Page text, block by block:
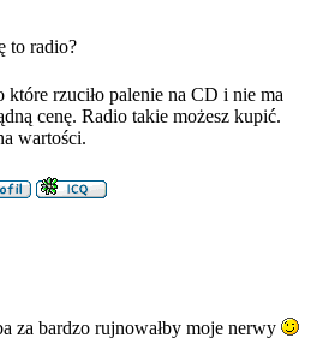
to radio?
rzuciło palenie na CD i nie ma
cenę. Radio takie możesz kupić.
wartości.
za bardzo rujnowałby moje nerwy